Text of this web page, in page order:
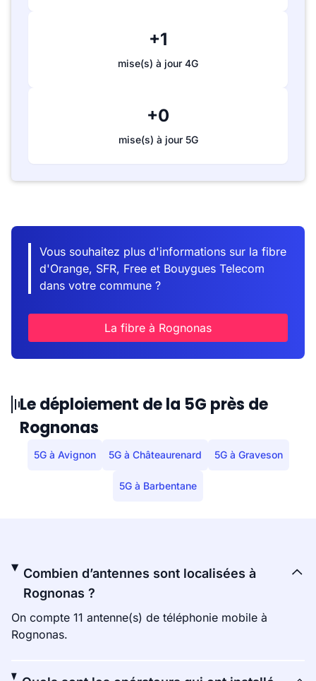
+1
mise(s) à jour 4G
+0
mise(s) à jour 5G
Vous souhaitez plus d'informations sur la fibre
d'Orange, SFR, Free et Bouygues Telecom
dans votre commune ?
La fibre à Rognonas
Le déploiement de la 5G près de
Rognonas
5G à Avignon 5G à Châteaurenard 5G à Graveson
5G à Barbentane
Combien d’antennes sont localisées à
Rognonas ?
On compte 11 antenne(s) de téléphonie mobile à
Rognonas.